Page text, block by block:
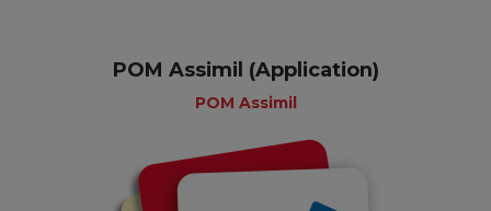
POM Assimil (Application)
POM Assimil